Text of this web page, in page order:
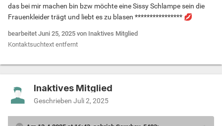
das bei mir machen bin bzw möchte eine Sissy Schlampe sein die
Frauenkleider trägt und liebt es zu blasen **************** 💋
bearbeitet Juni 25, 2025 von Inaktives Mitglied
Kontaktsuchtext entfernt
Inaktives Mitglied
Geschrieben Juli 2, 2025